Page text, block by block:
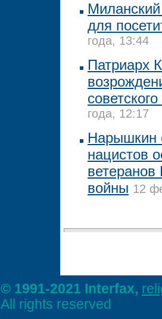
для
года, 13:44
Патриарх
года, 12:17
Нарышкин
нацистов
ветеранов
войны 12
© 1991-2021 Interfax,
All rights reserved